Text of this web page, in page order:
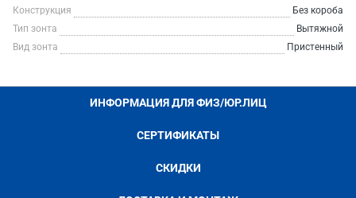
Конструкция
Без короба
Тип зонта
Вытяжной
Вид зонта
Пристенный
ИНФОРМАЦИЯ ДЛЯ ФИЗ/ЮР.ЛИЦ
СЕРТИФИКАТЫ
СКИДКИ